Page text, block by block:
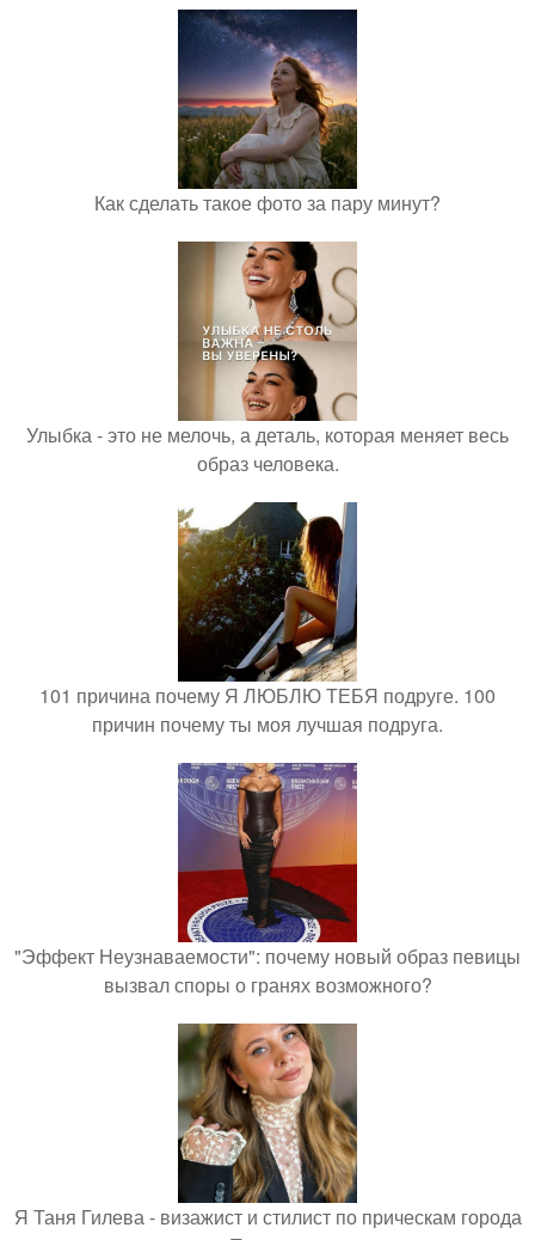
Как сделать такое фото за пару минут?
Улыбка - это не мелочь, а деталь, которая меняет весь
образ человека.
101 причина почему Я ЛЮБЛЮ ТЕБЯ подруге. 100
причин почему ты моя лучшая подруга.
"Эффект Неузнаваемости": почему новый образ певицы
вызвал споры о гранях возможного?
Я Таня Гилева - визажист и стилист по прическам города